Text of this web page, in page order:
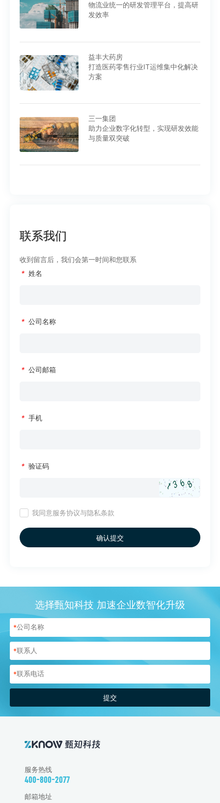
物流业统一的研发管理平台，提高研
发效率
益丰大药房
打造医药零售行业IT运维集中化解决
方案
三一集团
助力企业数字化转型，实现研发效能
与质量双突破
联系我们
收到留言后，我们会第一时间和您联系
* 姓名
* 公司名称
* 公司邮箱
* 手机
* 验证码
我同意服务协议与隐私条款
确认提交
选择甄知科技 加速企业数智化升级
*
*
*
提交
服务热线
400-800-2077
邮箱地址